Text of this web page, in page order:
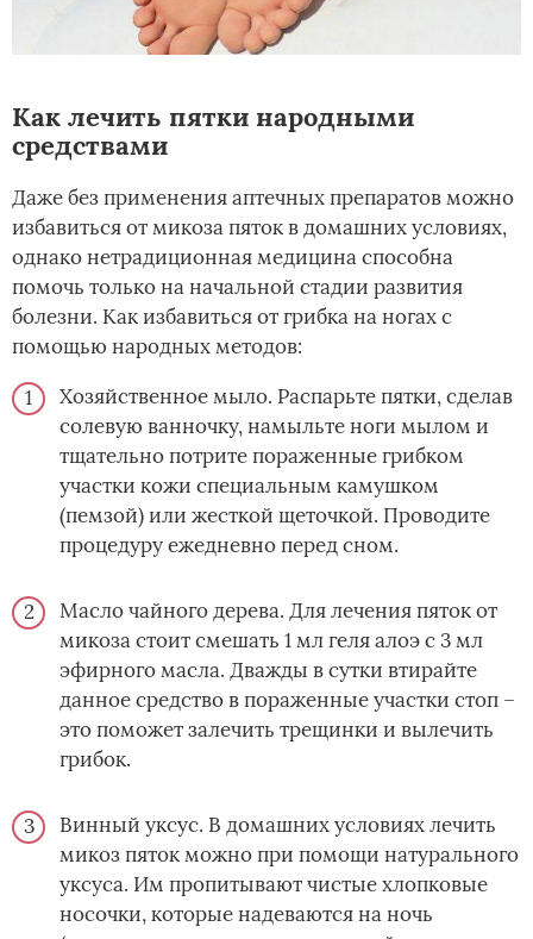
Как лечить пятки народными
средствами
Даже без применения аптечных препаратов можно
избавиться от микоза пяток в домашних условиях,
однако нетрадиционная медицина способна
помочь только на начальной стадии развития
болезни. Как избавиться от грибка на ногах с
помощью народных методов:
Хозяйственное мыло. Распарьте пятки, сделав
солевую ванночку, намыльте ноги мылом и
тщательно потрите пораженные грибком
участки кожи специальным камушком
(пемзой) или жесткой щеточкой. Проводите
процедуру ежедневно перед сном.
Масло чайного дерева. Для лечения пяток от
микоза стоит смешать 1 мл геля алоэ с 3 мл
эфирного масла. Дважды в сутки втирайте
данное средство в пораженные участки стоп –
это поможет залечить трещинки и вылечить
грибок.
Винный уксус. В домашних условиях лечить
микоз пяток можно при помощи натурального
уксуса. Им пропитывают чистые хлопковые
носочки, которые надеваются на ночь